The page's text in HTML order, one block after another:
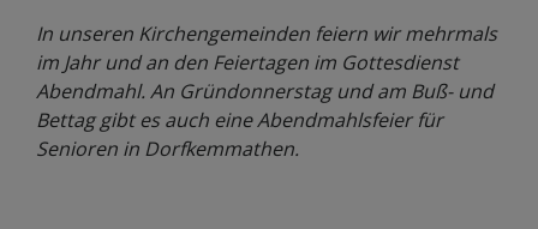
In unseren Kirchengemeinden feiern wir mehrmals
im Jahr und an den Feiertagen im Gottesdienst
Abendmahl. An Gründonnerstag und am Buß- und
Bettag gibt es auch eine Abendmahlsfeier für
Senioren in Dorfkemmathen.